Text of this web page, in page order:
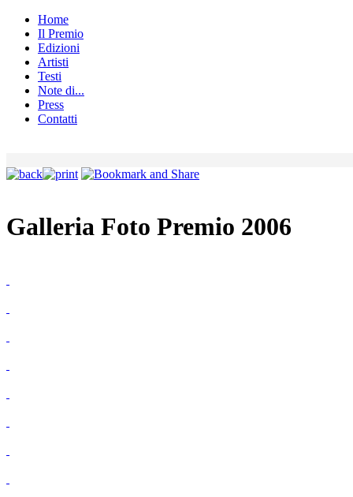
Home
Il Premio
Edizioni
Artisti
Testi
Note di...
Press
Contatti
Galleria Foto Premio 2006